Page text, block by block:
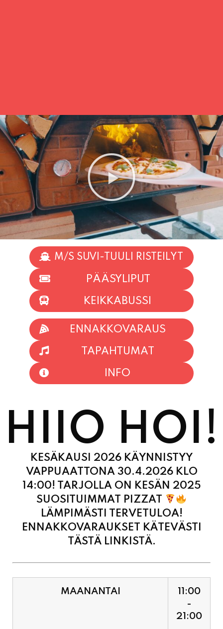
M/S SUVI-TUULI RISTEILYT
PÄÄSYLIPUT
KEIKKABUSSI
TAPAHTUMAT
INFO
HIIO HOI!
KESÄKAUSI 2026 KÄYNNISTYY
VAPPUAATTONA 30.4.2026 KLO
14:00! TARJOLLA ON KESÄN 2025
SUOSITUIMMAT PIZZAT
LÄMPIMÄSTI TERVETULOA!
ENNAKKOVARAUKSET KÄTEVÄSTI
TÄSTÄ LINKISTÄ.
-
21:00
11:00
-